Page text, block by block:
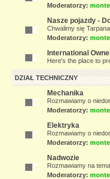
Moderatorzy:
Nasze pojazdy -
Chwalimy się
Moderatorzy:
International
Here's the place to
DZIAŁ TECHNICZNY
Mechanika
Rozmawiamy o
Moderatorzy:
Elektryka
Rozmawiamy o
Moderatorzy:
Nadwozie
Rozmawiamy na
Moderatorzy: